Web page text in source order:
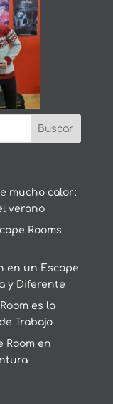
mucho calor:
verano
Rooms
en un Escape
y Diferente
es la
Trabajo
Room en